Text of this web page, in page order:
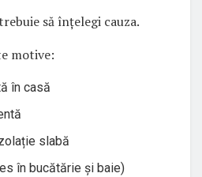
să înțelegi cauza.
motive:
în casă
slabă
în bucătărie și baie)